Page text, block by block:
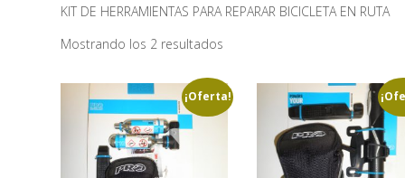
KIT DE HERRAMIENTAS PARA REPARAR BICICLETA EN RUTA
Mostrando los 2 resultados
los
últimos
¡Oferta!